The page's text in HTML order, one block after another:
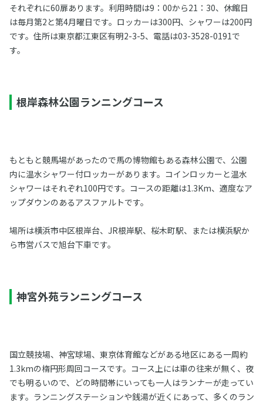
それぞれに60扉あります。利用時間は9：00から21：30、休館日
は毎月第2と第4月曜日です。ロッカーは300円、シャワーは200円
です。住所は東京都江東区有明2-3-5、電話は03-3528-0191で
す。
根岸森林公園ランニングコース
もともと競馬場があったので馬の博物館もある森林公園で、公園
内に温水シャワー付ロッカーがあります。コインロッカーと温水
シャワーはそれぞれ100円です。コースの距離は1.3Km、適度なア
ップダウンのあるアスファルトです。
場所は横浜市中区根岸台、JR根岸駅、桜木町駅、または横浜駅か
ら市営バスで旭台下車です。
神宮外苑ランニングコース
国立競技場、神宮球場、東京体育館などがある地区にある一周約
1.3kmの楕円形周回コースです。コース上には車の往来が無く、夜
でも明るいので、どの時間帯にいっても一人はランナーが走ってい
ます。ランニングステーションや銭湯が近くにあって、多くのラン